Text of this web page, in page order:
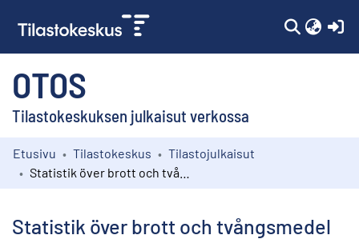
OTOS
Tilastokeskuksen julkaisut verkossa
Kokoelmat
Etusivu Tilastokeskus
Tilastojulkaisut
Statistik över brott och tvångsmedel